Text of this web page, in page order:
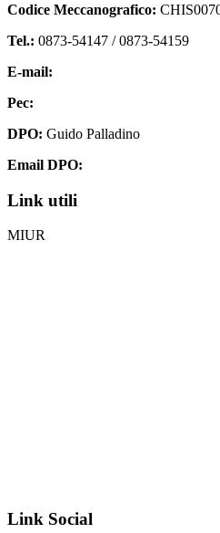
Codice Meccanografico:
Tel.: 0873-54147 /0873-54159
E-mail:
Pec:
DPO: Guido Palladino
Email DPO:
Link utili
MIUR
Link Social